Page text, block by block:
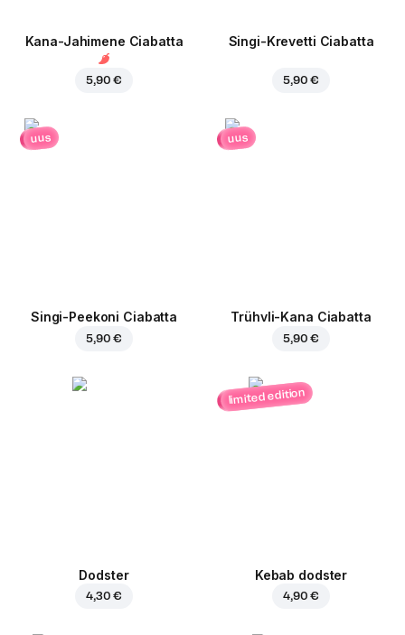
Kana-Jahimene Ciabatta
5,90 €
Singi-Krevetti Ciabatta
5,90 €
uus
Singi-Peekoni Ciabatta
5,90 €
uus
Trühvli-Kana Ciabatta
5,90 €
Dodster
4,30 €
limited edition
Kebab dodster
4,90 €